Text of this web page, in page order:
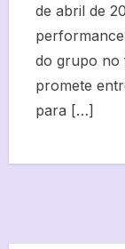
de abril de
do grupo no
promete
para […]